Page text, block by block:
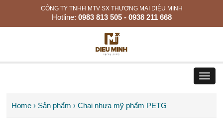
CÔNG TY TNHH MTV SX THƯƠNG MẠI DIỆU MINH
Hotline: 0983 813 505 - 0938 211 668
Home › Sản phẩm › Chai nhựa mỹ phẩm PETG